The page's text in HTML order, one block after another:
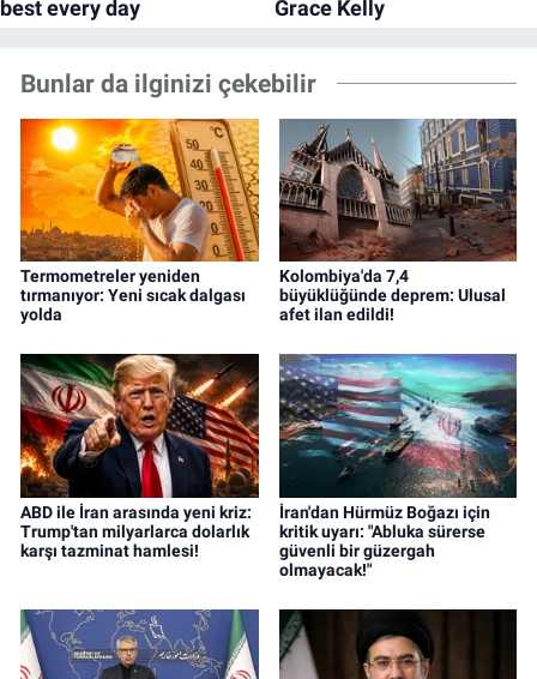
Bunlar da ilginizi çekebilir
Termometreler yeniden
tırmanıyor: Yeni sıcak dalgası
yolda
Kolombiya'da 7,4
büyüklüğünde deprem: Ulusal
afet ilan edildi!
ABD ile İran arasında yeni kriz:
Trump'tan milyarlarca dolarlık
karşı tazminat hamlesi!
İran'dan Hürmüz Boğazı için
kritik uyarı: "Abluka sürerse
güvenli bir güzergah
olmayacak!"